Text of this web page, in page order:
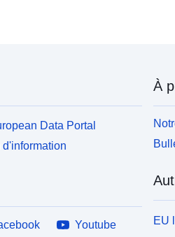
Data Portal
Youtube
À
EU